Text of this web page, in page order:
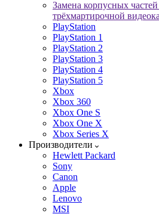
Замена корпусных
трёхмартирочной
PlayStation
PlayStation 1
PlayStation 2
PlayStation 3
PlayStation 4
PlayStation 5
Xbox
Xbox 360
Xbox One S
Xbox One X
Xbox Series X
Производители
Hewlett Packard
Sony
Canon
Apple
Lenovo
MSI